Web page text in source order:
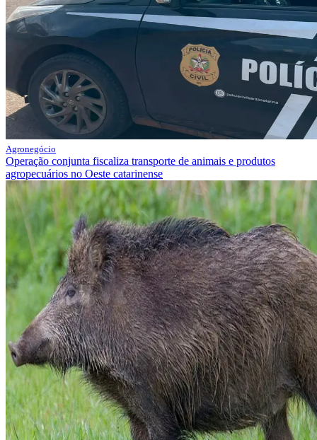
Agronegócio
Operação conjunta fiscaliza transporte de animais e produtos
agropecuários no Oeste catarinense